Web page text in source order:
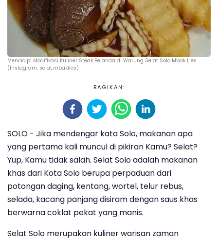
Mencicipi Modifikasi Kuliner Steak Belanda di Warung Selat Solo Mbak Lies
(Instagram: selat.mbaklies)
BAGIKAN:
SOLO - Jika mendengar kata Solo, makanan apa
yang pertama kali muncul di pikiran Kamu? Selat?
Yup, Kamu tidak salah. Selat Solo adalah makanan
khas dari Kota Solo berupa perpaduan dari
potongan daging, kentang, wortel, telur rebus,
selada, kacang panjang disiram dengan saus khas
berwarna coklat pekat yang manis.
Selat Solo merupakan kuliner warisan zaman